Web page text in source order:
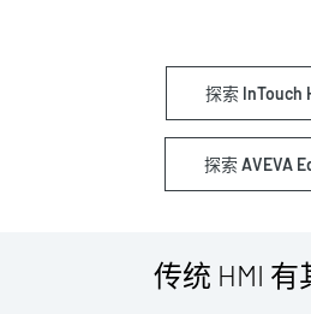
探索 InTouch
探索 AVEVA
传统 HMI 有